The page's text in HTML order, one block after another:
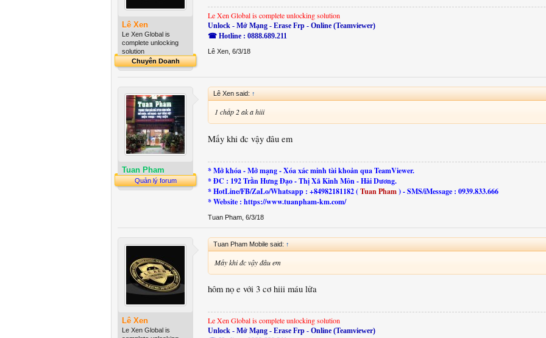
Lê Xen
Le Xen Global is
complete unlocking
solution
Chuyên Doanh
Le Xen Global is complete unlocking solution
Unlock - Mở Mạng - Erase Frp - Online (Teamviewer)
☎ Hotline : 0888.689.211
Lê Xen 6/3/18
Tuan Pham
Quản lý forum
Lê Xen said: ↑
1 chấp 2 ak a hiii
Mấy khi đc vậy đâu em
* Mở khóa - Mở mạng - Xóa xác minh tài khoản qua TeamViewer.
* ĐC : 192 Trần Hưng Đạo - Thị Xã Kinh Môn - Hải Dương.
* HotLine/FB/ZaLo/Whatsapp : +84982181182 (Tuan Pham) - SMS/iMessage : 0939.833.666
* Website : https://www.tuanpham-km.com/
Tuan Pham 6/3/18
Lê Xen
Le Xen Global is
Tuan Pham Mobile said: ↑
Mấy khi đc vậy đâu em
hôm nọ e với 3 cơ hiii máu lửa
Le Xen Global is complete unlocking solution
Unlock - Mở Mạng - Erase Frp - Online (Teamviewer)